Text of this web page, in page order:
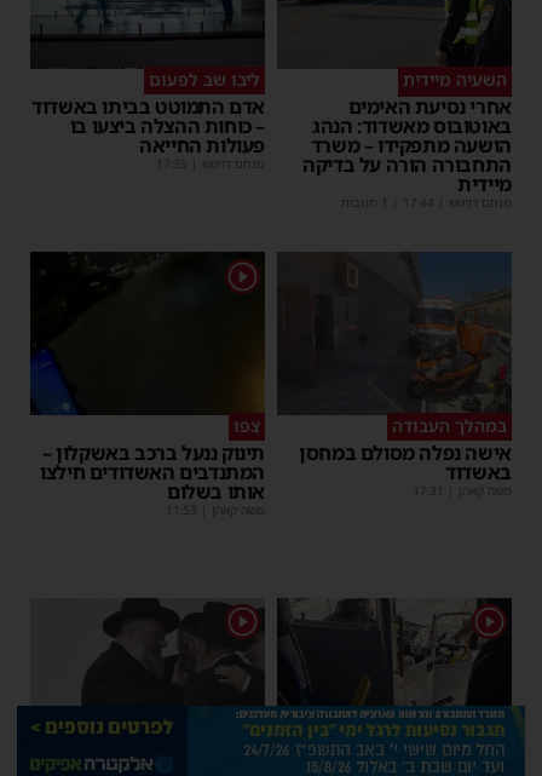
השעיה מיידית
אחרי נסיעת האימים
באוטובוס מאשדוד: הנהג
הושעה מתפקידו – משרד
התחבורה הורה על בדיקה
מיידית
מנחם דויטש 17:44
ליבו שב לפעום
אדם התמוטט בביתו באשדוד
– כוחות ההצלה ביצעו בו
פעולות החייאה
מנחם דויטש 17:35
במהלך העבודה
אישה נפלה מסולם במחסן
באשדוד
משה קאהן 17:31
1
צפו
תינוק ננעל ברכב באשקלון –
המתנדבים האשדודים חילצו
אותו בשלום
משה קאהן 11:53
1
איבוד עשתונות
1